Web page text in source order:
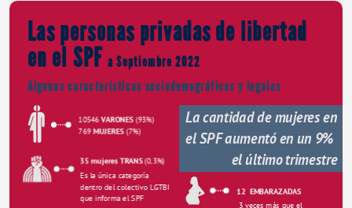
Las personas privadas de libertad
en el SPF a Septiembre 2022
Algunas características sociodemográficas y legales
10546 VARONES (93%)
769 MUJERES (7%)
35 mujeres TRANS (0,3%)
Es la única categoría
dentro del colectivo LGTBI
que informa el SPF
La cantidad de mujeres en
el SPF aumentó en un 9%
el último trimestre
12  EMBARAZADAS
3 veces más que el